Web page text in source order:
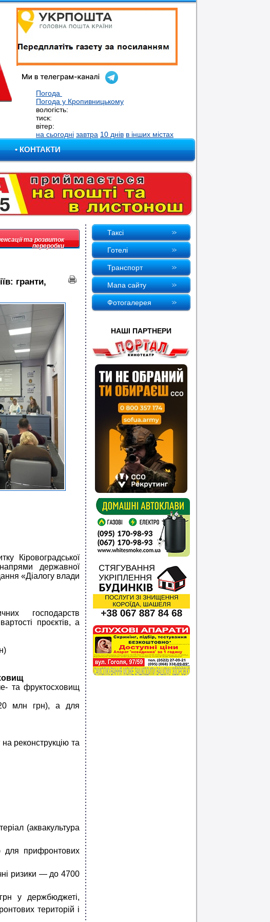
Погода
Погода у Кропивницькому
вологість:
тиск:
вітер:
на сьогодні завтра 10 днів в інших містах
• КОНТАКТИ
та розвиток
переробки
гранти,
Кіровоградської
державної
«Діалогу влади
господарств
проєктів, а
та фруктосховищ
20 млн грн), а для
реконструкцію та
(аквакультура
для прифронтових
ризики — до 4700
у держбюджеті,
територій і
Таксi
Готелi
Транспорт
Мапа сайту
Фотогалерея
НАШI ПАРТНЕРИ